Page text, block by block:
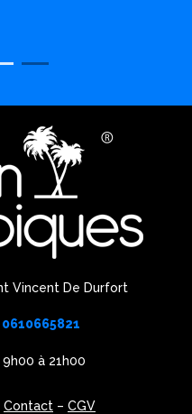
Vincent De Durfort
0610665821
à 21h00
Contact – CGV